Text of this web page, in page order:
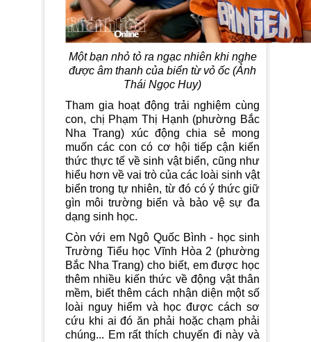
Một bạn nhỏ tỏ ra ngạc nhiên khi nghe
được âm thanh của biển từ vỏ ốc (Ảnh
Thái Ngọc Huy)
Tham gia hoạt động trải nghiệm cùng
con, chị Phạm Thị Hạnh (phường Bắc
Nha Trang) xúc động chia sẻ mong
muốn các con có cơ hội tiếp cận kiến
thức thực tế về sinh vật biển, cũng như
hiểu hơn về vai trò của các loài sinh vật
biển trong tự nhiên, từ đó có ý thức giữ
gìn môi trường biển và bảo vệ sự đa
dạng sinh học.
Còn với em Ngô Quốc Bình - học sinh
Trường Tiểu học Vĩnh Hòa 2 (phường
Bắc Nha Trang) cho biết, em được học
thêm nhiều kiến thức về động vật thân
mềm, biết thêm cách nhận diện một số
loài nguy hiểm và học được cách sơ
cứu khi ai đó ăn phải hoặc chạm phải
chúng... Em rất thích chuyến đi này và